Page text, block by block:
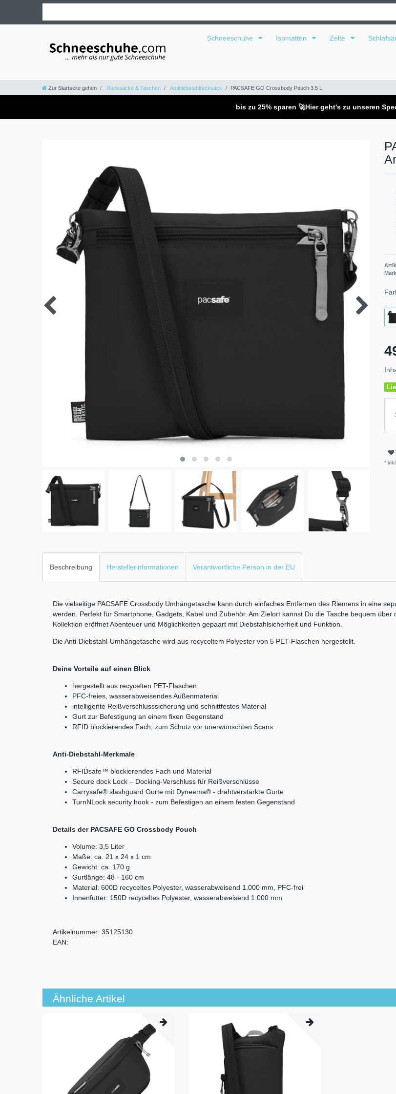
Schneeschuhe Isomatten Zelte
Zur Startseite gehen Rucksäcke & Taschen Antidiebstahlrucksack PACSAFE GO Crossbody Pouch 3.5 L
bis zu 25% sparen 🚀Hier geht's zu unseren
*
Beschreibung Herstellerinformationen Verantwortliche Person in der EU
Die vielseitige PACSAFE Crossbody Umhängetasche kann durch einfaches Entfernen des Riemens in eine
werden. Perfekt für Smartphone, Gadgets, Kabel und Zubehör. Am Zielort kannst Du die Tasche bequem
Kollektion eröffnet Abenteuer und Möglichkeiten gepaart mit Diebstahlsicherheit und Funktion.
Die Anti-Diebstahl-Umhängetasche wird aus recyceltem Polyester von 5 PET-Flaschen hergestellt.
Deine Vorteile auf einen Blick
hergestellt aus recycelten PET-Flaschen
PFC-freies, wasserabweisendes Außenmaterial
intelligente Reißverschlusssicherung und schnittfestes Material
Gurt zur Befestigung an einem fixen Gegenstand
RFID blockierendes Fach, zum Schutz vor unerwünschten Scans
Anti-Diebstahl-Merkmale
RFIDsafe™ blockierendes Fach und Material
Secure dock Lock – Docking-Verschluss für Reißverschlüsse
Carrysafe® slashguard Gurte mit Dyneema® - drahtverstärkte Gurte
TurnNLock security hook - zum Befestigen an einem festen Gegenstand
Details der PACSAFE GO Crossbody Pouch
Volume: 3,5 Liter
Maße: ca. 21 x 24 x 1 cm
Gewicht: ca. 170 g
Gurtlänge: 48 - 160 cm
Material: 600D recyceltes Polyester, wasserabweisend 1.000 mm, PFC-frei
Innenfutter: 150D recyceltes Polyester, wasserabweisend 1.000 mm
Artikelnummer: 35125130
EAN:
Ähnliche Artikel